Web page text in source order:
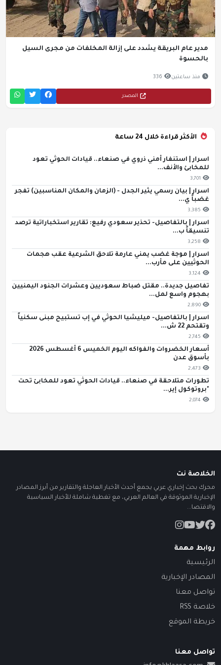
مدير عام البريقة يشدد على إزالة المخلفات من مجرى السيل
بالحسوة
منذ ساعتين 336
المصدر
الأكثر قراءة خلال 24 ساعة
اسرار | استنفار أمني ذروي في صنعاء.. قيادات الحوثي تعود
للمخابئ والأنف...
3,701
اسرار | بيان رسمي يثير الجدل - (الزمان والمكان المناسبين) تفجر
غضباً ي...
3,385
اسرار | بالتفاصيل- تحذير سعودي رفيع: تقارير استخباراتية ترصد
تنسيقاً ب...
3,258
اسرار | موجة غضب يمني عارمة تلاحق الشرعية عقب هجمات
الحوثيين على مأرب...
3,124
تفاصيل جديدة.. مقتل ضباط سعوديين وعشرات الجنود اليمنيين
بهجوم واسع لمل...
2,890
اسرار | بالتفاصيل- ميليشيا الحوثي في إب تستبيح مبنى سكنياً
وتقتحم 22 ش...
2,745
أسعار الخضروات والفواكه اليوم الخميس 6 أغسطس 2026
بأسوق عدن
2,473
تطورات متلاحقة في صنعاء.. قيادات الحوثي تعود للمخابئ تحت
"بروتوكول إير...
2,074
الخلاصة نت
محرك بحث إخباري عربي يجمع أحدث الأخبار العاجلة والتقارير من أبرز المصادر
الإخبارية الموثوقة في العالم العربي، مع تغطية شاملة للأخبار السياسية
والاقتصا...
روابط مهمة
الرئيسية
المصادر الإخبارية
تواصل معنا
خلاصة RSS
خريطة الموقع
تواصل معنا